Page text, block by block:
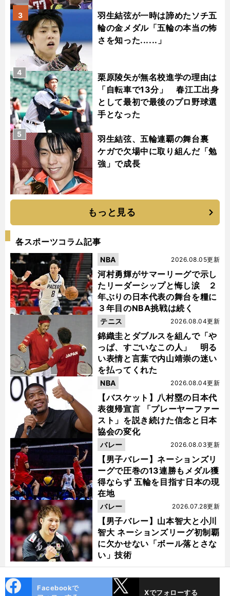
羽生結弦が一時は諦めたソチ五
輪の金メダル「五輪の本当の怖
さを知った......」
3
栗原陵矢が無名校進学の理由は
「自転車で13分」 春江工出身
として最初で最後のプロ野球選
手となった
4
羽生結弦、五輪連覇の舞台裏
ケガで欠場中に取り組んだ「勉
強」で成長
5
もっと見る
各スポーツコラム記事
河村勇輝がサマーリーグで示し
たリーダーシップと悔し涙 ２
年ぶりの日本代表の舞台を糧に
３年目のNBA挑戦は続く
2026.08.05更新
NBA
錦織圭とダブルスを組んで「や
っぱ、すごいなこの人」 明る
い表情と言葉で内山靖崇の迷い
を払ってくれた
2026.08.04更新
テニス
【バスケット】八村塁の日本代
表復帰宣言 「プレーヤーファー
スト」を説き続けた信念と日本
協会の変化
2026.08.04更新
NBA
【男子バレー】ネーションズリ
ーグで圧巻の13連勝もメダル獲
得ならず 五輪を目指す日本の現
在地
2026.08.03更新
バレー
【男子バレー】山本智大と小川
智大 ネーションズリーグ初制覇
に欠かせない「ボール落とさな
い」技術
2026.07.28更新
バレー
Facebookで
Xでフォローする